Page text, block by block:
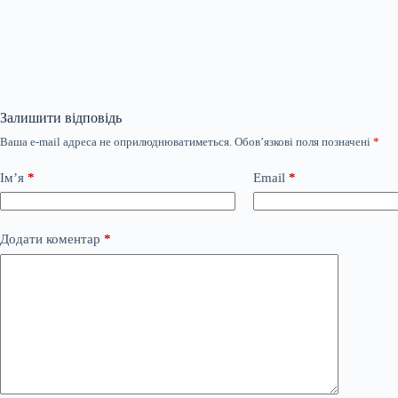
Залишити відповідь
Ваша e-mail адреса не оприлюднюватиметься. Обов’язкові поля позначені *
Ім’я * Email *
Додати коментар *